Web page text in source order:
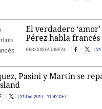
El verdadero
Pérez habla francés
PERIODISTA DIGITAL 21
Pasini y Martín se
21 Oct 2017 - 11:42 CET